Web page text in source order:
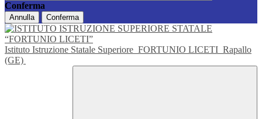
Conferma
Annulla Conferma
Istituto Istruzione Statale Superiore FORTUNIO LICETI Rapallo
(GE)